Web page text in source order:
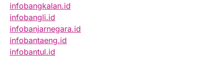
infobangkalan.id
infobangli.id
infobanjarnegara.id
infobantaeng.id
infobantul.id